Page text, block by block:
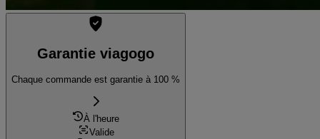
Garantie viagogo
Chaque commande est garantie à 100 %
À l'heure
Valide